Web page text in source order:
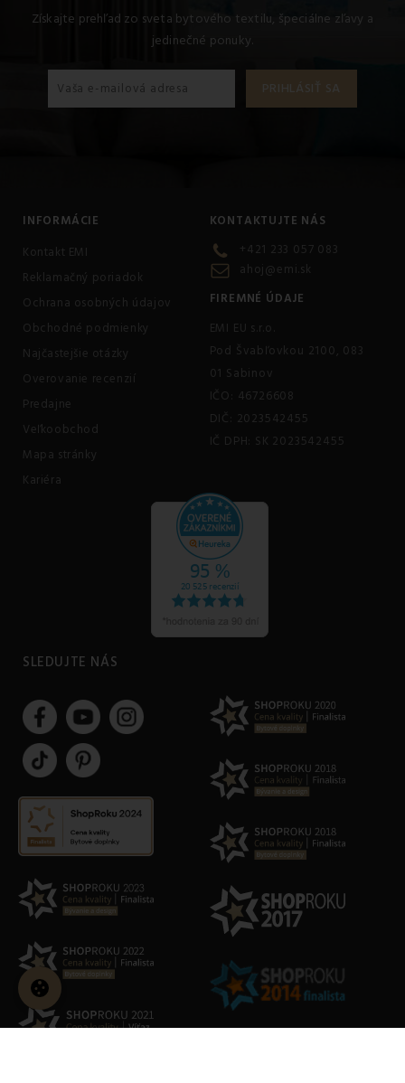
Získajte prehľad zo sveta bytového textilu, špeciálne zľavy a
jedinečné ponuky.
INFORMÁCIE
Kontakt EMI
Reklamačný poriadok
Ochrana osobných údajov
Obchodné podmienky
Najčastejšie otázky
Overovanie recenzií
Predajne
Veľkoobchod
Mapa stránky
Kariéra
KONTAKTUJTE NÁS
+421 233 057 083
ahoj@emi.sk
FIREMNÉ ÚDAJE
EMI EU s.r.o.
Pod Švabľovkou 2100, 083
01 Sabinov
IČO: 46726608
DIČ: 2023542455
IČ DPH: SK 2023542455
SLEDUJTE NÁS